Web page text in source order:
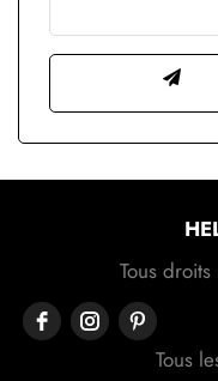
Tous
Tous